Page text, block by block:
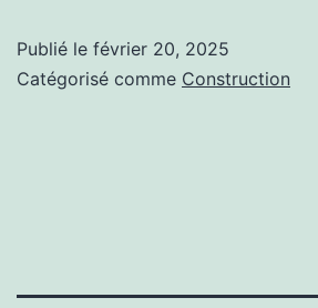
différents
courts
Publié le février 20, 2025
Catégorisé comme Construction